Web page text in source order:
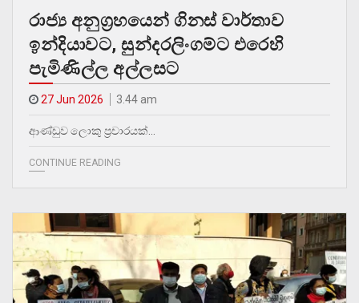
රාජ්‍ය අනුග්‍රහයෙන් ගිනස් වාර්තාව
ඉන්දියාවට, සුන්දරලිංගම්ට එරෙහි
පැමිණිල්ල අල්ලසට
27 Jun 2026 3.44 am
ආණ්ඩුව ලොකු ප්‍රචාරයක්…
CONTINUE READING